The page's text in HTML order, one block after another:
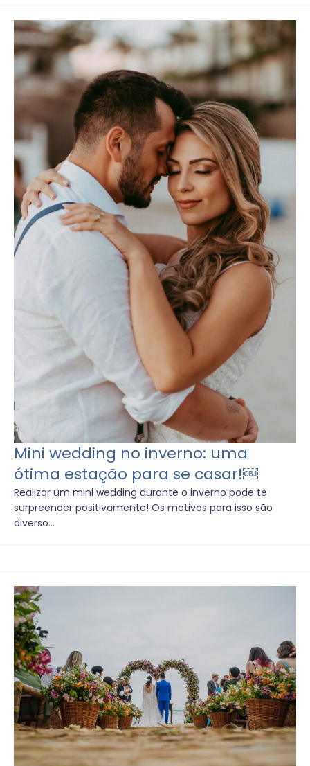
Mini wedding no inverno: uma
ótima estação para se casar!￼
Realizar um mini wedding durante o inverno pode te
surpreender positivamente! Os motivos para isso são
diverso...